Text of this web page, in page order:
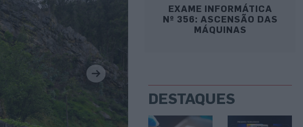
EXAME INFORMÁTICA
Nº 356: ASCENSÃO DAS
MÁQUINAS
DESTAQUES